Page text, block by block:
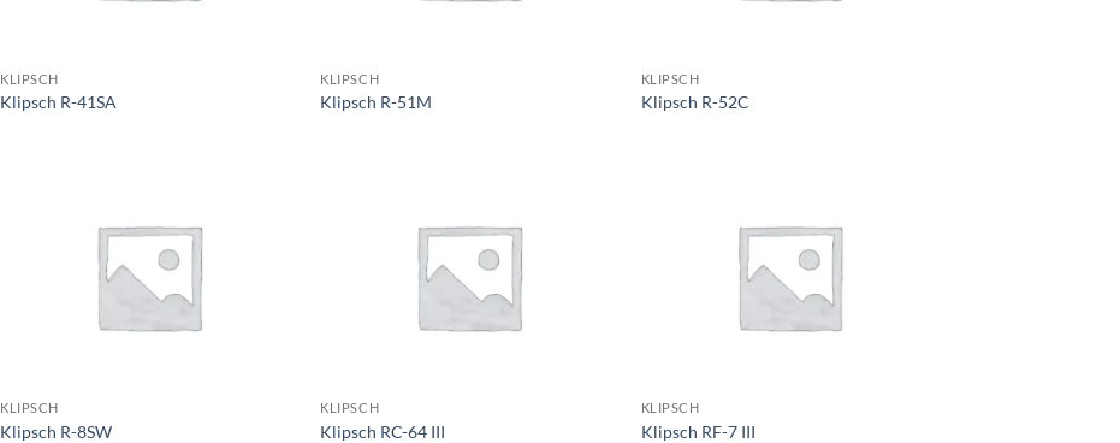
KLIPSCH
Klipsch R-41SA
KLIPSCH
Klipsch R-51M
KLIPSCH
Klipsch R-52C
KLIPSCH
Klipsch R-8SW
KLIPSCH
Klipsch RC-64 III
KLIPSCH
Klipsch RF-7 III